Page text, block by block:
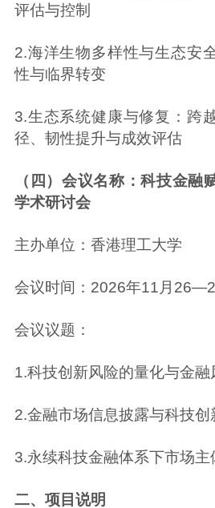
评估与控制
2.海洋生物多样性与生态安
性与临界转变
3.生态系统健康与修复：跨
径、韧性提升与成效评估
（四）会议名称：科技金融
学术研讨会
主办单位：香港理工大学
会议时间：2026年11月
会议议题：
1.科技创新风险的量化与金融
2.金融市场信息披露与科技
3.永续科技金融体系下市场主
二、项目说明